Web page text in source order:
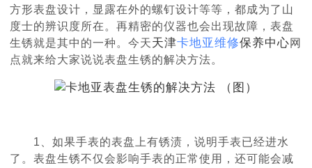
方形表盘设计，显露在外的螺钉设计等等，都成为了山
度士的辨识度所在。再精密的仪器也会出现故障，表盘
生锈就是其中的一种。今天天津卡地亚维修保养中心网
点就来给大家说说表盘生锈的解决方法。
1、如果手表的表盘上有锈渍，说明手表已经进水
了。表盘生锈不仅会影响手表的正常使用，还可能会减